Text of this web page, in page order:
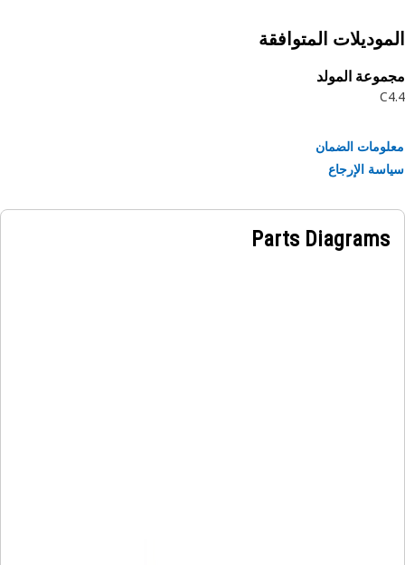
المتوافقة
المولد
الضمان
الإرجاع
Parts Diagrams